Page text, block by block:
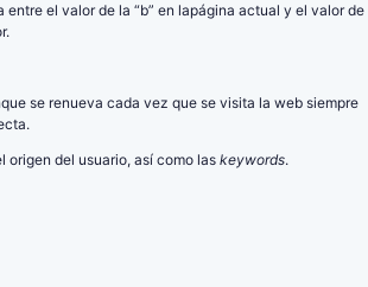
entre el valor de la “b” en lapágina actual y el valor de
se renueva cada vez que se visita la web siempre
origen del usuario, así como las keywords.